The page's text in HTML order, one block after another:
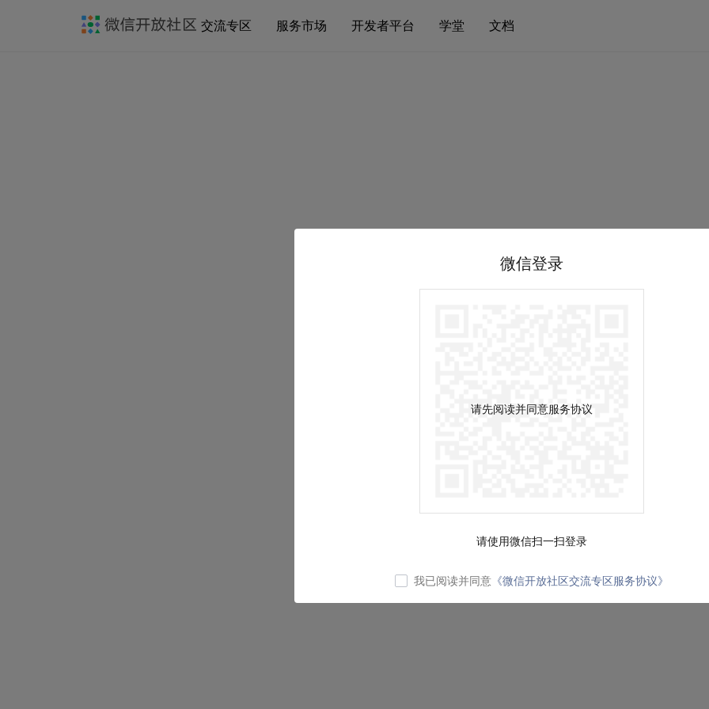
交流专区 服务市场 开发者平台 学堂 文档
微信登录
请先阅读并同意服务协议
请使用微信扫一扫登录
我已阅读并同意 《微信开放社区交流专区服务协议》